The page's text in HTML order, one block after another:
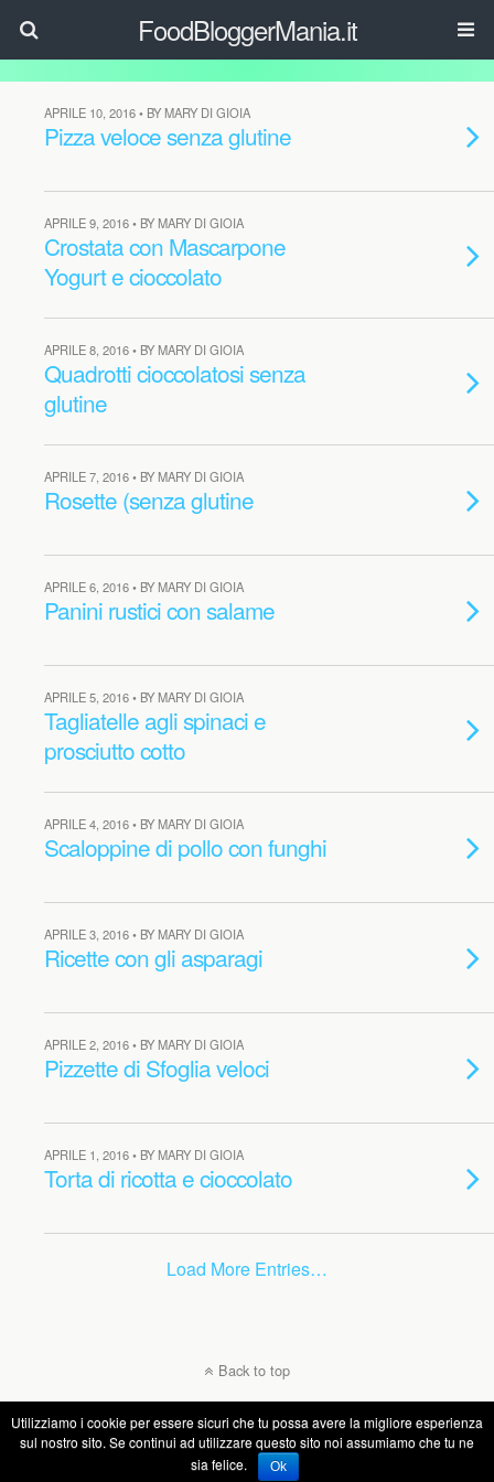
FoodBloggerMania.it
APRILE 10, 2016 • BY MARY DI GIOIA
Pizza veloce senza glutine
APRILE 9, 2016 • BY MARY DI GIOIA
Crostata con Mascarpone
Yogurt e cioccolato
APRILE 8, 2016 • BY MARY DI GIOIA
Quadrotti cioccolatosi senza
glutine
APRILE 7, 2016 • BY MARY DI GIOIA
Rosette (senza glutine
APRILE 6, 2016 • BY MARY DI GIOIA
Panini rustici con salame
APRILE 5, 2016 • BY MARY DI GIOIA
Tagliatelle agli spinaci e
prosciutto cotto
APRILE 4, 2016 • BY MARY DI GIOIA
Scaloppine di pollo con funghi
APRILE 3, 2016 • BY MARY DI GIOIA
Ricette con gli asparagi
APRILE 2, 2016 • BY MARY DI GIOIA
Pizzette di Sfoglia veloci
APRILE 1, 2016 • BY MARY DI GIOIA
Torta di ricotta e cioccolato
Load More Entries…
Back to top
Mobile Desktop
Utilizziamo i cookie per essere sicuri che tu possa avere la migliore esperienza
sul nostro sito. Se continui ad utilizzare questo sito noi assumiamo che tu ne
sia felice.
Ok